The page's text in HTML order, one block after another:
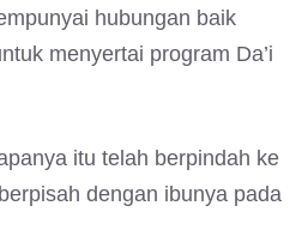
hubungan baik
menyertai program Da’i
itu telah berpindah ke
dengan ibunya pada